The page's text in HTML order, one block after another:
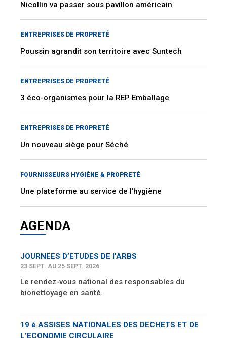
Nicollin va passer sous pavillon américain
ENTREPRISES DE PROPRETÉ
Poussin agrandit son territoire avec Suntech
ENTREPRISES DE PROPRETÉ
3 éco-organismes pour la REP Emballage
ENTREPRISES DE PROPRETÉ
Un nouveau siège pour Séché
FOURNISSEURS HYGIÈNE & PROPRETÉ
Une plateforme au service de l’hygiène
AGENDA
JOURNEES D’ETUDES DE l’ARBS
23 SEPT. AU 25 SEPT. 2026
Le rendez-vous national des responsables du
bionettoyage en santé.
19 è ASSISES NATIONALES DES DECHETS ET DE